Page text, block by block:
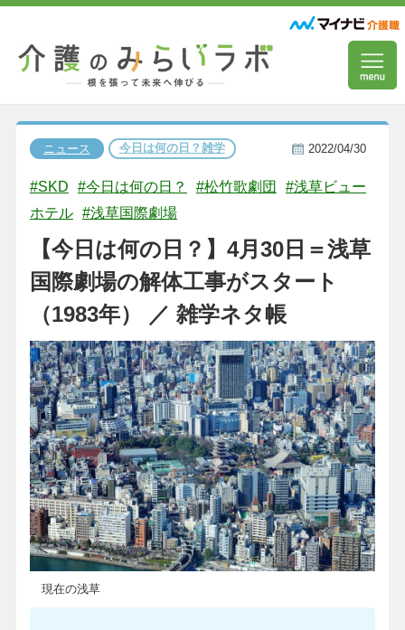
ニュース 今日は何の日？雑学 2022/04/30
#SKD #今日は何の日？ #松竹歌劇団
#浅草ビュー
ホテル #浅草国際劇場
【今日は何の日？】4月30日＝浅草
国際劇場の解体工事がスタート
（1983年） ／ 雑学ネタ帳
現在の浅草